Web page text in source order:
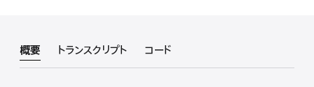
概要 トランスクリプト コード